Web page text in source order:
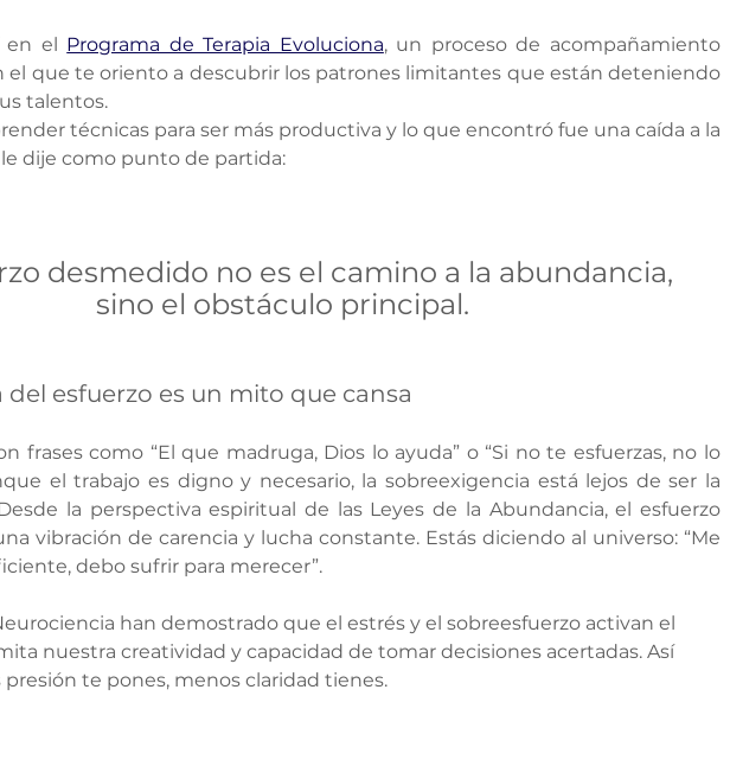
en el Programa de Terapia Evoluciona, un proceso de acompañamiento
el que te oriento a descubrir los patrones limitantes que están deteniendo
talentos.
técnicas para ser más productiva y lo que encontró fue una caída a la
dije como punto de partida:
desmedido no es el camino a la abundancia,
sino el obstáculo principal.
esfuerzo es un mito que cansa
frases como “El que madruga, Dios lo ayuda” o “Si no te esfuerzas, no lo
el trabajo es digno y necesario, la sobreexigencia está lejos de ser la
la perspectiva espiritual de las Leyes de la Abundancia, el esfuerzo
vibración de carencia y lucha constante. Estás diciendo al universo: “Me
debo sufrir para merecer”.
han demostrado que el estrés y el sobreesfuerzo activan el
nuestra creatividad y capacidad de tomar decisiones acertadas. Así
te pones, menos claridad tienes.